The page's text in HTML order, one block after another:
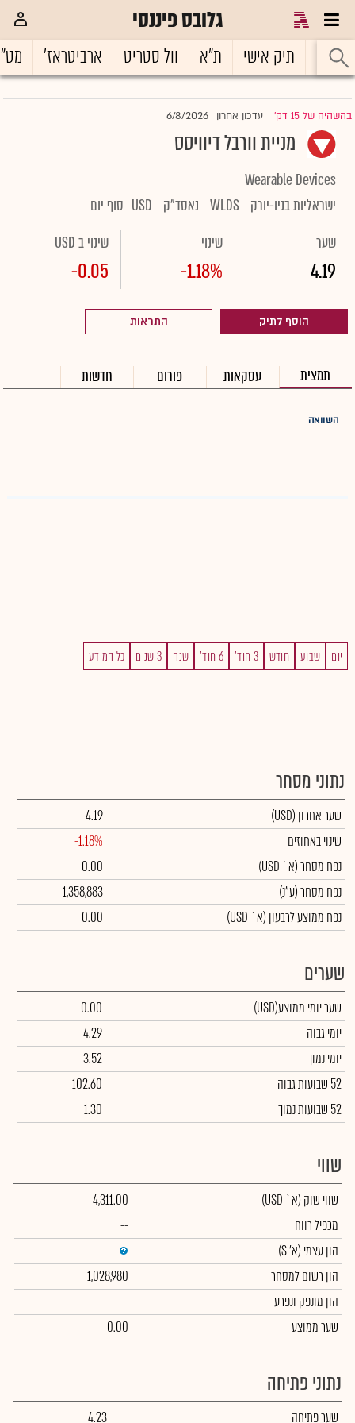
גלובס פיננסי
ראשי תיק אישי ת"א וול סטריט ארביטראז'
בהשהיה של 15 דק' |עדכון אחרון 6/8/2026
מניית וורבל דיוויסס
Wearable Devices
ישראליות בניו-יורק WLDS נאסד"ק USD סוף יום
שער
4.19
שינוי
-1.18%
שינוי ב USD
-0.05
הוסף לתיק התראות
תמצית עסקאות פורום חדשות
השוואה
יום שבוע חודש 3 חוד' 6 חוד' שנה 3 שנים כל המידע
נתוני מסחר
שער אחרון (USD)
4.19
שינוי באחוזים
-1.18%
נפח מסחר(א` USD)
0.00
נפח מסחר(ע"נ)
1,358,883
נפח ממוצע לרבעון (א` USD)
0.00
שערים
שער יומי ממוצע(USD)
0.00
יומי גבוה
4.29
יומי נמוך
3.52
52 שבועות גבוה
102.60
52 שבועות נמוך
1.30
שווי
שווי שוק (א` USD)
4,311.00
מכפיל רווח
--
הון עצמי (א' $)
הון רשום למסחר
1,028,980
הון מונפק ונפרע
שער ממוצע
0.00
נתוני פתיחה
שער פתיחה 4.23